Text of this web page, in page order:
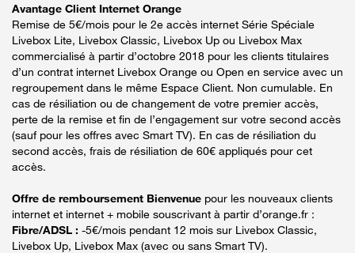
Avantage Client Internet Orange
Remise de 5€/mois pour le 2e accès internet Série Spéciale
Livebox Lite, Livebox Classic, Livebox Up ou Livebox Max
commercialisé à partir d’octobre 2018 pour les clients titulaires
d’un contrat internet Livebox Orange ou Open en service avec un
regroupement dans le même Espace Client. Non cumulable. En
cas de résiliation ou de changement de votre premier accès,
perte de la remise et fin de l’engagement sur votre second accès
(sauf pour les offres avec Smart TV). En cas de résiliation du
second accès, frais de résiliation de 60€ appliqués pour cet
accès.
Offre de remboursement Bienvenue pour les nouveaux clients
internet et internet + mobile souscrivant à partir d’orange.fr :
Fibre/ADSL : -5€/mois pendant 12 mois sur Livebox Classic,
Livebox Up, Livebox Max (avec ou sans Smart TV).